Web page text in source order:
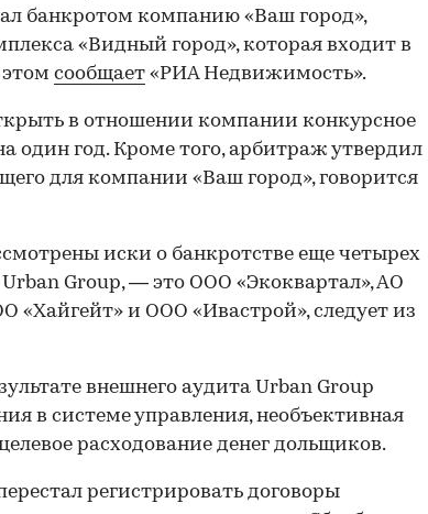
банкротом компанию «Ваш город»,
«Видный город», которая входит в
сообщает «РИА Недвижимость».
в отношении компании конкурсное
один год. Кроме того, арбитраж утвердил
для компании «Ваш город», говорится
иски о банкротстве еще четырех
Group, — это ООО «Экоквартал», АО
«Хайгейт» и ООО «Ивастрой», следует из
внешнего аудита Urban Group
в системе управления, необъективная
расходование денег дольщиков.
регистрировать договоры